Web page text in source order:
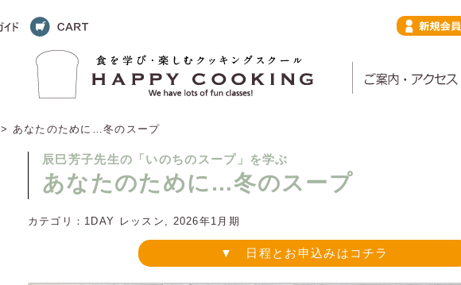
> あなたのために…冬のスープ
辰巳芳子先生の「いのちのスープ」を学ぶ
あなたのために…冬のスープ
カテゴリ： 1DAY レッスン , 2026年1月期
▼ 日程とお申込みはコチラ